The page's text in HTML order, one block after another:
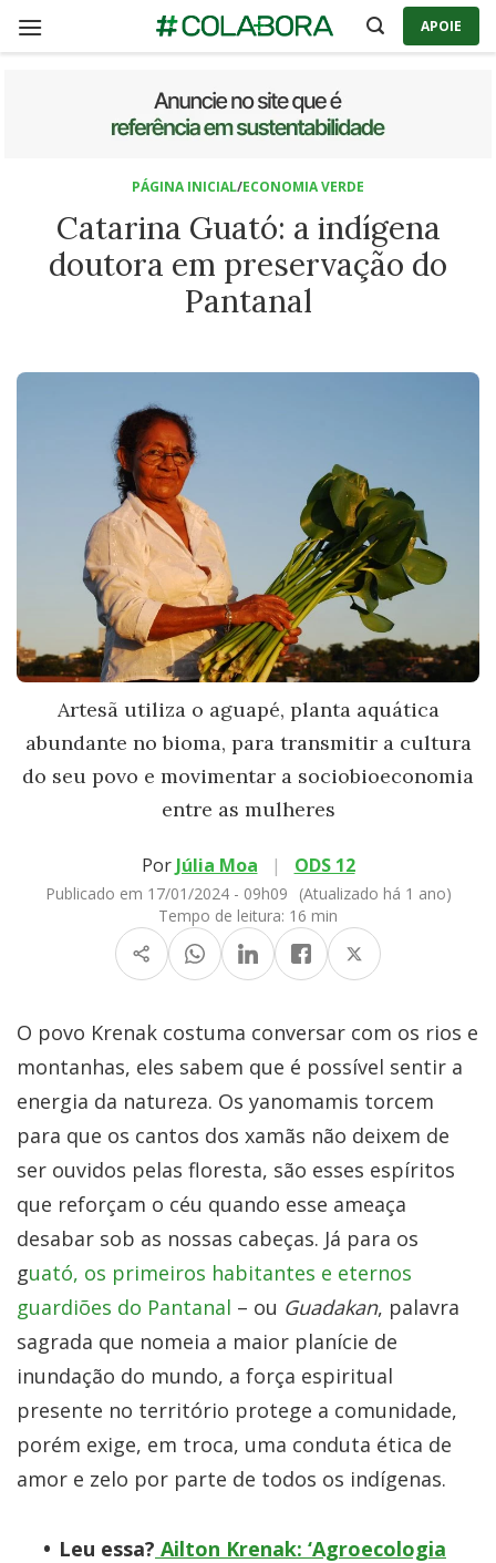
APOIE
PÁGINA INICIAL/ECONOMIA VERDE
Catarina Guató: a indígena
doutora em preservação do
Pantanal
Artesã utiliza o aguapé, planta aquática
abundante no bioma, para transmitir a cultura
do seu povo e movimentar a sociobioeconomia
entre as mulheres
Por Júlia Moa | ODS 12
Publicado em 17/01/2024 - 09h09
(Atualizado há 1 ano)
Tempo de leitura: 16 min
O povo Krenak costuma conversar com os rios e
montanhas, eles sabem que é possível sentir a
energia da natureza. Os yanomamis torcem
para que os cantos dos xamãs não deixem de
ser ouvidos pelas floresta, são esses espíritos
que reforçam o céu quando esse ameaça
desabar sob as nossas cabeças. Já para os
guató, os primeiros habitantes e eternos
guardiões do Pantanal – ou Guadakan, palavra
sagrada que nomeia a maior planície de
inundação do mundo, a força espiritual
presente no território protege a comunidade,
porém exige, em troca, uma conduta ética de
amor e zelo por parte de todos os indígenas.
Leu essa? Ailton Krenak: ‘Agroecologia